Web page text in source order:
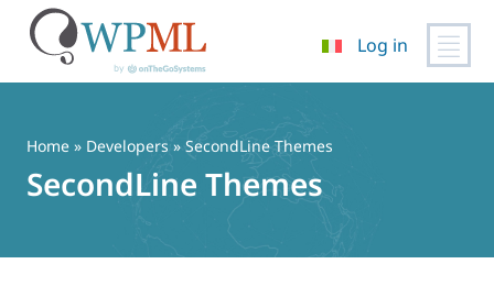
contenuto
Log in
Home » Developers » SecondLine Themes
SecondLine Themes